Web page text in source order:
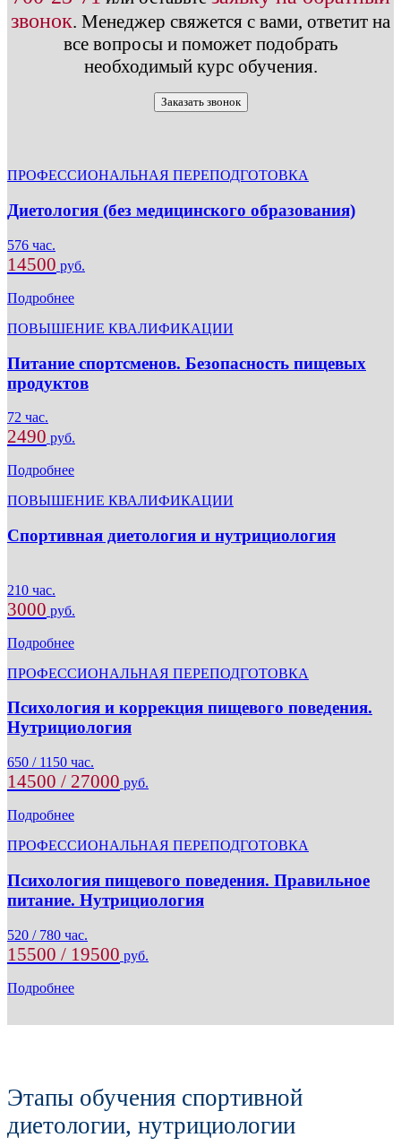
звонок. Менеджер свяжется с вами, ответит на
все вопросы и поможет подобрать
необходимый курс обучения.
Заказать звонок
ПРОФЕССИОНАЛЬНАЯ ПЕРЕПОДГОТОВКА
Диетология (без медицинского образования)
576 час.
14500 руб.
Подробнее
ПОВЫШЕНИЕ КВАЛИФИКАЦИИ
Питание спортсменов. Безопасность пищевых
продуктов
72 час.
2490 руб.
Подробнее
ПОВЫШЕНИЕ КВАЛИФИКАЦИИ
Спортивная диетология и нутрициология
210 час.
3000 руб.
Подробнее
ПРОФЕССИОНАЛЬНАЯ ПЕРЕПОДГОТОВКА
Психология и коррекция пищевого поведения.
Нутрициология
650 / 1150 час.
14500 / 27000 руб.
Подробнее
ПРОФЕССИОНАЛЬНАЯ ПЕРЕПОДГОТОВКА
Психология пищевого поведения. Правильное
питание. Нутрициология
520 / 780 час.
15500 / 19500 руб.
Подробнее
Этапы обучения спортивной
диетологии, нутрициологии